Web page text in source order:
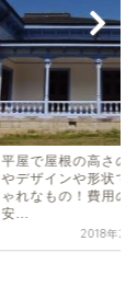
平屋で屋根の高さの
やデザインや形状で
ゃれなもの！費用の
安...
2018年2